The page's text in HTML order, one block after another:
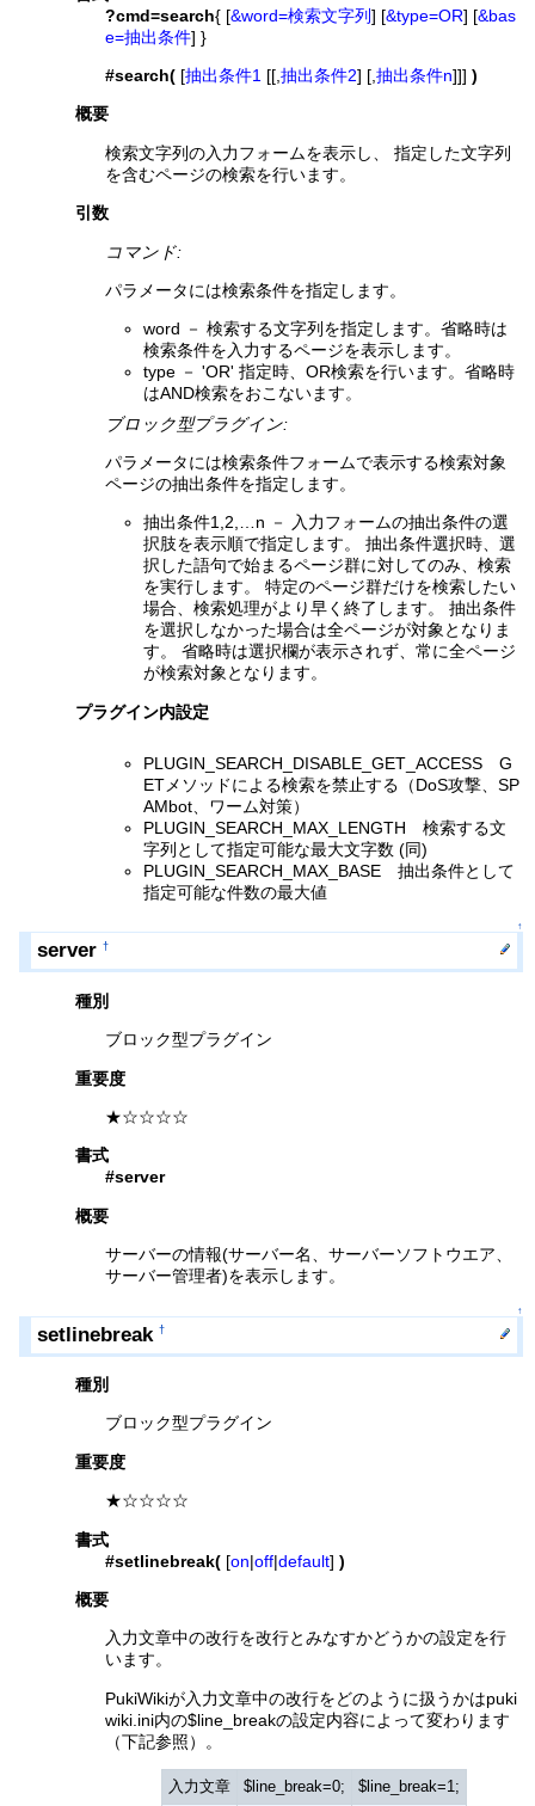
?cmd=search{ [&word=検索文字列] [&type=OR] [&bas
e=抽出条件] }
#search( [抽出条件1 [[,抽出条件2] [,抽出条件n]]])
概要
検索文字列の入力フォームを表示し、 指定した文字列
を含むページの検索を行います。
引数
コマンド:
パラメータには検索条件を指定します。
word － 検索する文字列を指定します。省略時は
検索条件を入力するページを表示します。
type － 'OR' 指定時、OR検索を行います。省略時
はAND検索をおこないます。
ブロック型プラグイン:
パラメータには検索条件フォームで表示する検索対象
ページの抽出条件を指定します。
抽出条件1,2,…n － 入力フォームの抽出条件の選
択肢を表示順で指定します。 抽出条件選択時、選
択した語句で始まるページ群に対してのみ、検索
を実行します。 特定のページ群だけを検索したい
場合、検索処理がより早く終了します。 抽出条件
を選択しなかった場合は全ページが対象となりま
す。 省略時は選択欄が表示されず、常に全ページ
が検索対象となります。
プラグイン内設定
PLUGIN_SEARCH_DISABLE_GET_ACCESS G
ETメソッドによる検索を禁止する（DoS攻撃、SP
AMbot、ワーム対策）
PLUGIN_SEARCH_MAX_LENGTH 検索する文
字列として指定可能な最大文字数 (同)
PLUGIN_SEARCH_MAX_BASE 抽出条件として
指定可能な件数の最大値
↑
server †
種別
ブロック型プラグイン
重要度
★☆☆☆☆
書式
#server
概要
サーバーの情報(サーバー名、サーバーソフトウエア、
サーバー管理者)を表示します。
↑
setlinebreak †
種別
ブロック型プラグイン
重要度
★☆☆☆☆
書式
#setlinebreak( [on|off|default])
概要
入力文章中の改行を改行とみなすかどうかの設定を行
います。
PukiWikiが入力文章中の改行をどのように扱うかはpuki
wiki.ini内の$line_breakの設定内容によって変わります
（下記参照）。
入力文章 $line_break=0;
$line_break=1;